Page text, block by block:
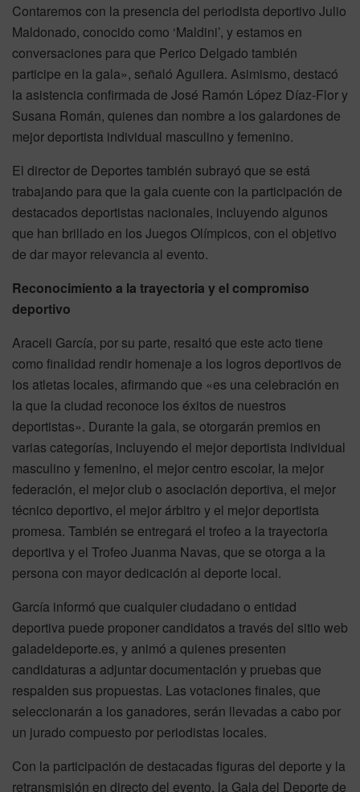
Contaremos con la presencia del periodista deportivo Julio
Maldonado, conocido como ‘Maldini’, y estamos en
conversaciones para que Perico Delgado también
participe en la gala», señaló Aguilera. Asimismo, destacó
la asistencia confirmada de José Ramón López Díaz-Flor y
Susana Román, quienes dan nombre a los galardones de
mejor deportista individual masculino y femenino.
El director de Deportes también subrayó que se está
trabajando para que la gala cuente con la participación de
destacados deportistas nacionales, incluyendo algunos
que han brillado en los Juegos Olímpicos, con el objetivo
de dar mayor relevancia al evento.
Reconocimiento a la trayectoria y el compromiso
deportivo
Araceli García, por su parte, resaltó que este acto tiene
como finalidad rendir homenaje a los logros deportivos de
los atletas locales, afirmando que «es una celebración en
la que la ciudad reconoce los éxitos de nuestros
deportistas». Durante la gala, se otorgarán premios en
varias categorías, incluyendo el mejor deportista individual
masculino y femenino, el mejor centro escolar, la mejor
federación, el mejor club o asociación deportiva, el mejor
técnico deportivo, el mejor árbitro y el mejor deportista
promesa. También se entregará el trofeo a la trayectoria
deportiva y el Trofeo Juanma Navas, que se otorga a la
persona con mayor dedicación al deporte local.
García informó que cualquier ciudadano o entidad
deportiva puede proponer candidatos a través del sitio web
galadeldeporte.es, y animó a quienes presenten
candidaturas a adjuntar documentación y pruebas que
respalden sus propuestas. Las votaciones finales, que
seleccionarán a los ganadores, serán llevadas a cabo por
un jurado compuesto por periodistas locales.
Con la participación de destacadas figuras del deporte y la
retransmisión en directo del evento, la Gala del Deporte de